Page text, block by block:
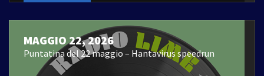
MAGGIO 22, 2026
Puntatina del 22 maggio – Hantavirus speedrun